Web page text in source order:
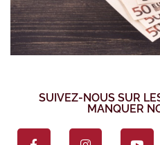
SUIVEZ-NOUS SUR
MANQUER